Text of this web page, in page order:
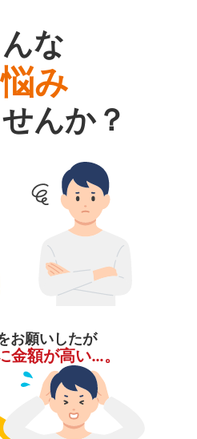
な
み
んか？
お願いしたが
金額が高い…。